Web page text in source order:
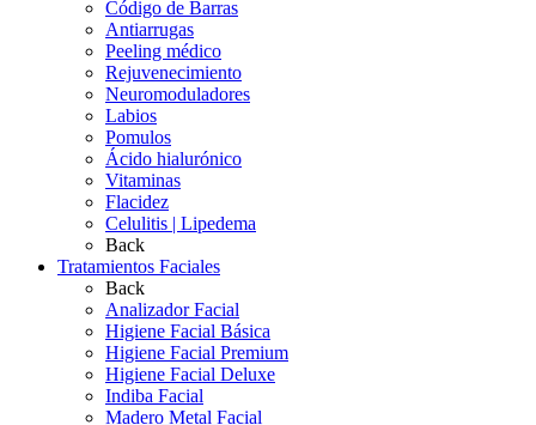
Código de Barras
Antiarrugas
Peeling médico
Rejuvenecimiento
Neuromoduladores
Labios
Pomulos
Ácido hialurónico
Vitaminas
Flacidez
Celulitis | Lipedema
Back
Tratamientos Faciales
Back
Analizador Facial
Higiene Facial Básica
Higiene Facial Premium
Higiene Facial Deluxe
Indiba Facial
Madero Metal Facial